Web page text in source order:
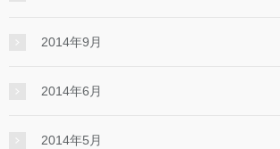
2014年9月
2014年6月
2014年5月